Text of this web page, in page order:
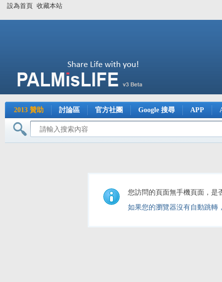
設為首頁 收藏本站
2013 贊助 討論區 官方社團 Google 搜尋 APP
您訪問的頁面無手機頁面，是
如果您的瀏覽器沒有自動跳轉